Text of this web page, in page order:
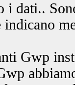
i dati..
indicano
Gwp